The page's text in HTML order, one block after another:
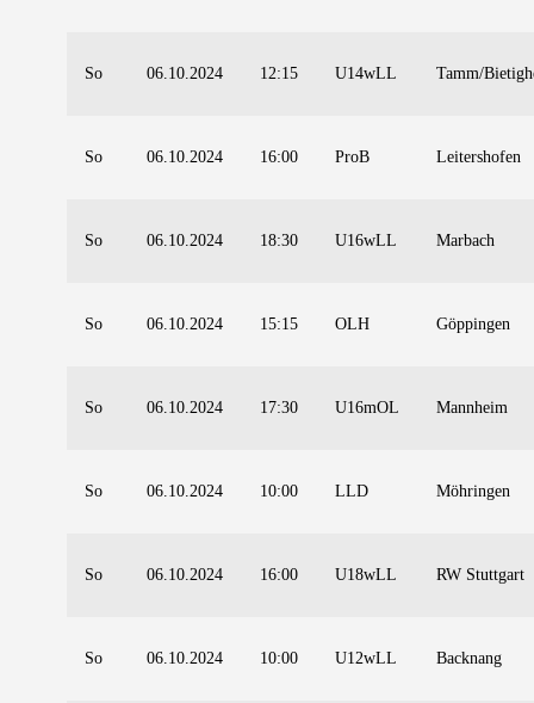
So 06.10.2024 12:15 U14wLL Tamm/
So 06.10.2024 16:00 ProB Leitershofen
So 06.10.2024 18:30 U16wLL Marbach
So 06.10.2024 15:15 OLH Göppingen
So 06.10.2024 17:30 U16mOL Mannheim
So 06.10.2024 10:00 LLD Möhringen
So 06.10.2024 16:00 U18wLL RW Stuttgart
So 06.10.2024 10:00 U12wLL Backnang